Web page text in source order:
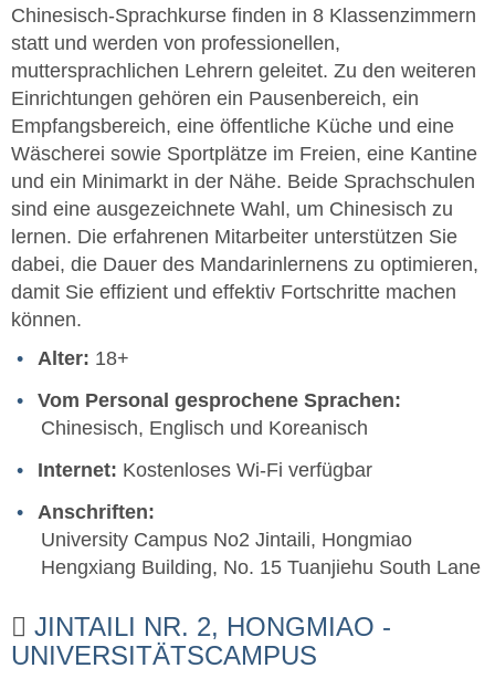
Chinesisch-Sprachkurse finden in 8 Klassenzimmern
statt und werden von professionellen,
muttersprachlichen Lehrern geleitet. Zu den weiteren
Einrichtungen gehören ein Pausenbereich, ein
Empfangsbereich, eine öffentliche Küche und eine
Wäscherei sowie Sportplätze im Freien, eine Kantine
und ein Minimarkt in der Nähe. Beide Sprachschulen
sind eine ausgezeichnete Wahl, um Chinesisch zu
lernen. Die erfahrenen Mitarbeiter unterstützen Sie
dabei, die Dauer des Mandarinlernens zu optimieren,
damit Sie effizient und effektiv Fortschritte machen
können.
Alter: 18+
Vom Personal gesprochene Sprachen:
Chinesisch, Englisch und Koreanisch
Internet: Kostenloses Wi-Fi verfügbar
Anschriften:
University Campus No2 Jintaili, Hongmiao
Hengxiang Building, No. 15 Tuanjiehu South Lane
JINTAILI NR. 2, HONGMIAO -
UNIVERSITÄTSCAMPUS